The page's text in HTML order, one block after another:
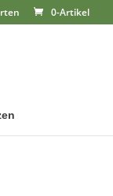
0-Artikel